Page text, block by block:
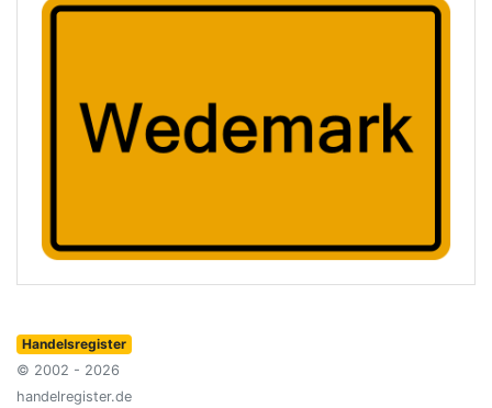
Handelsregister
© 2002 - 2026
handelregister.de